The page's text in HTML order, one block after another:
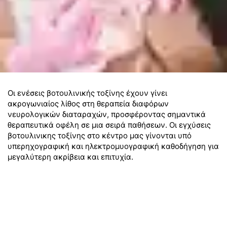
Οι ενέσεις βοτουλινικής τοξίνης έχουν γίνει
ακρογωνιαίος λίθος στη θεραπεία διαφόρων
νευρολογικών διαταραχών, προσφέροντας σημαντικά
θεραπευτικά οφέλη σε μια σειρά παθήσεων. Οι εγχύσεις
βοτουλινικης τοξίνης στο κέντρο μας γίνονται υπό
υπερηχογραφική και ηλεκτρομυογραφική καθοδήγηση για
μεγαλύτερη ακρίβεια και επιτυχία.